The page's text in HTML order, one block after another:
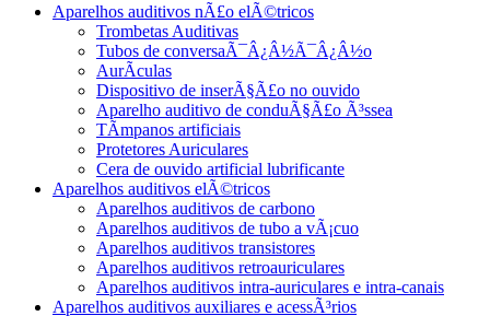
Aparelhos auditivos nÃ£o elÃ©tricos
Trombetas Auditivas
Tubos de conversaÃ¯Â¿Â½Ã¯Â¿Â½o
AurÃ­culas
Dispositivo de inserÃ§Ã£o no ouvido
Aparelho auditivo de conduÃ§Ã£o Ã³ssea
TÃ­mpanos artificiais
Protetores Auriculares
Cera de ouvido artificial lubrificante
Aparelhos auditivos elÃ©tricos
Aparelhos auditivos de carbono
Aparelhos auditivos de tubo a vÃ¡cuo
Aparelhos auditivos transistores
Aparelhos auditivos retroauriculares
Aparelhos auditivos intra-auriculares e intra-canais
Aparelhos auditivos auxiliares e acessÃ³rios